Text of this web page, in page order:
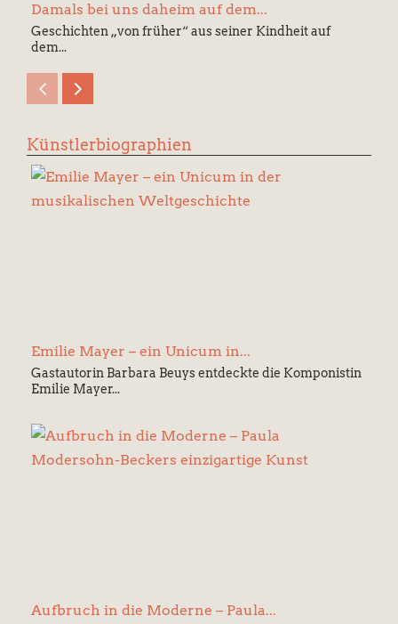
Damals bei uns daheim auf dem...
Geschichten „von früher“ aus seiner Kindheit auf
dem...
Künstlerbiographien
Emilie Mayer – ein Unicum in...
Gastautorin Barbara Beuys entdeckte die Komponistin
Emilie Mayer...
Aufbruch in die Moderne – Paula...